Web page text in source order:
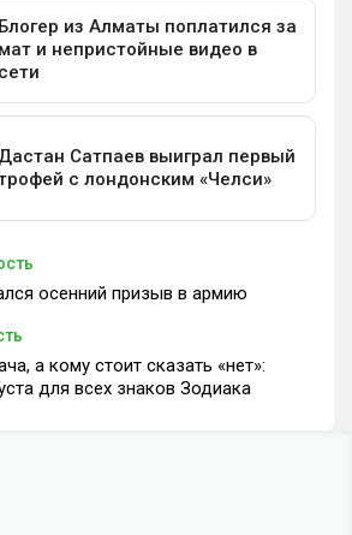
осенний призыв в армию
а кому стоит сказать «нет»:
для всех знаков Зодиака